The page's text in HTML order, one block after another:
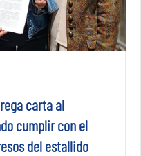
carta al
cumplir con el
del estallido